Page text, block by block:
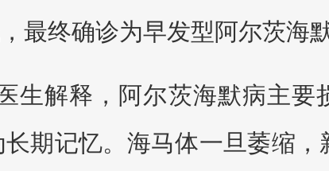
终确诊为早发型阿尔茨海默
生解释，阿尔茨海默病主要
期记忆。海马体一旦萎缩，